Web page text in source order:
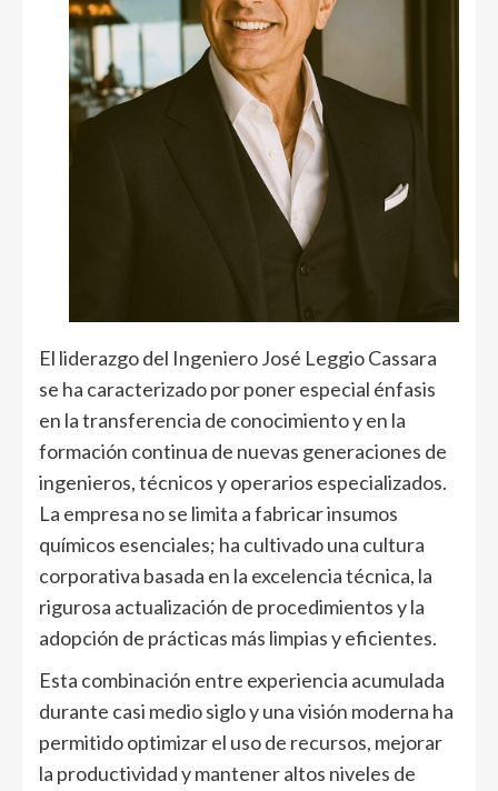
El liderazgo del Ingeniero José Leggio Cassara
se ha caracterizado por poner especial énfasis
en la transferencia de conocimiento y en la
formación continua de nuevas generaciones de
ingenieros, técnicos y operarios especializados.
La empresa no se limita a fabricar insumos
químicos esenciales; ha cultivado una cultura
corporativa basada en la excelencia técnica, la
rigurosa actualización de procedimientos y la
adopción de prácticas más limpias y eficientes.
Esta combinación entre experiencia acumulada
durante casi medio siglo y una visión moderna ha
permitido optimizar el uso de recursos, mejorar
la productividad y mantener altos niveles de